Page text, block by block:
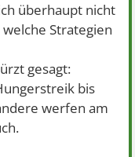
überhaupt nicht
Strategien
gesagt:
bis
werfen am